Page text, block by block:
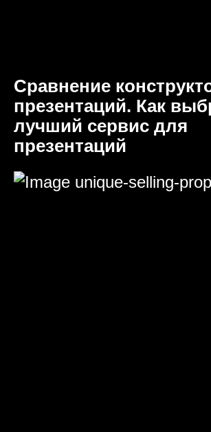
Сравнение
презентаций. Как
лучший сервис для
презентаций